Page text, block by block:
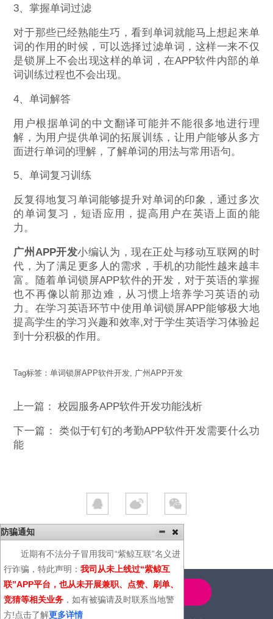
3、掌握单词过滤
对于那些已经熟能生巧，看到单词就能马上想起来单
词的作用的时候，可以选择过滤单词，这样一来不仅
是锁屏上不会出现这样的单词，在APP软件内部的单
词训练过程也不会出现。
4、单词解答
用户根据单词的中文翻译可能并不能很多地进行理
解，为用户提供单词的拓展训练，让用户能够从多方
面进行单词的理解，了解单词的用法与常用语句。
5、单词复习训练
反复得地复习单词能够提升对单词的印象，通过多次
的单词复习，短语应用，提高用户在英语上面的能
力。
广州APP开发小编认为，现在正处与移动互联网的时
代，为了满足更多人的需求，手机的功能性越来越丰
富。随着单词锁屏APP软件的开发，对于英语的掌握
也不再像以前那边难，从习惯上培养学习英语的动
力。在学习英语环节中使用单词锁屏APP能够极大地
提高学生的学习兴趣和效率,对于学生英语学习体验起
到十分积极的作用。
Tag标签：单词锁屏APP软件开发, 广州APP开发
上一篇：校园服务APP软件开发功能浅析
下一篇：类似于钉钉的考勤APP软件开发需要什么功
能
4000-600-366
防骗通知
近期有不法分子冒用我司“紫鲸互联”名义进
行诈骗，特此声明： 我司从未上线过“紫鲸互
联”APP平台，也从未开展兼职、点赞、刷单、
竞猜等相关业务 ，如有被骗请及时联系当地警
方!点击了解更多详情